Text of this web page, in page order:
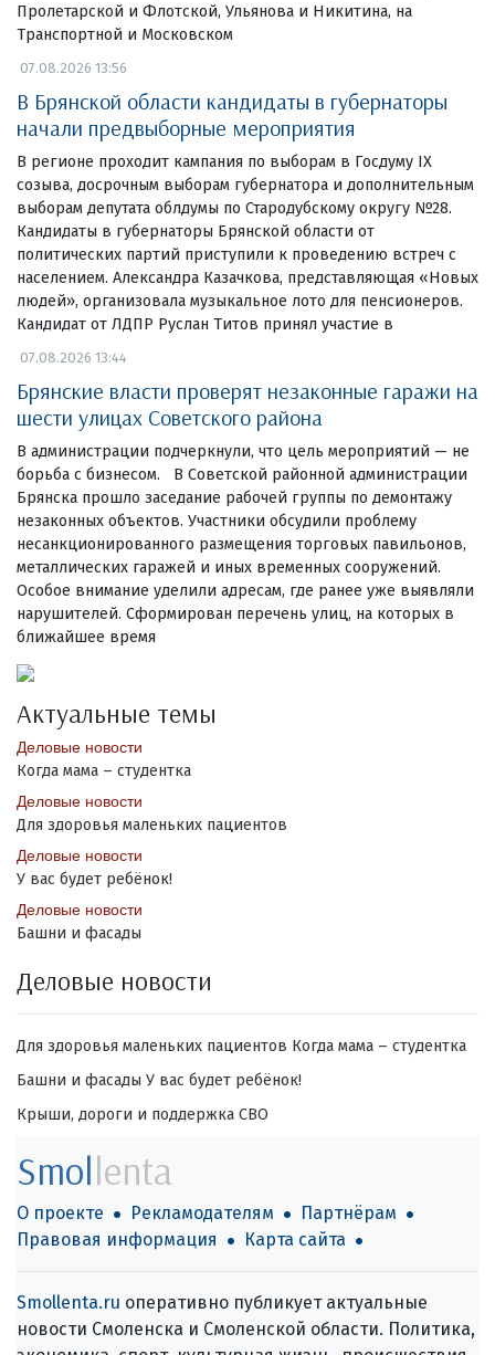
Пролетарской и Флотской, Ульянова и Никитина, на
Транспортной и Московском
07.08.2026 13:56
В Брянской области кандидаты в губернаторы
начали предвыборные мероприятия
В регионе проходит кампания по выборам в Госдуму IX
созыва, досрочным выборам губернатора и дополнительным
выборам депутата облдумы по Стародубскому округу №28.
Кандидаты в губернаторы Брянской области от
политических партий приступили к проведению встреч с
населением. Александра Казачкова, представляющая «Новых
людей», организовала музыкальное лото для пенсионеров.
Кандидат от ЛДПР Руслан Титов принял участие в
07.08.2026 13:44
Брянские власти проверят незаконные гаражи на
шести улицах Советского района
В администрации подчеркнули, что цель мероприятий — не
борьба с бизнесом. В Советской районной администрации
Брянска прошло заседание рабочей группы по демонтажу
незаконных объектов. Участники обсудили проблему
несанкционированного размещения торговых павильонов,
металлических гаражей и иных временных сооружений.
Особое внимание уделили адресам, где ранее уже выявляли
нарушителей. Сформирован перечень улиц, на которых в
ближайшее время
Актуальные темы
Деловые новости
Когда мама – студентка
Деловые новости
Для здоровья маленьких пациентов
Деловые новости
У вас будет ребёнок!
Деловые новости
Башни и фасады
Деловые новости
Для здоровья маленьких пациентов Когда мама – студентка
Башни и фасады У вас будет ребёнок!
Крыши, дороги и поддержка СВО
Smollenta
О проекте Рекламодателям
Партнёрам
Правовая информация
Карта сайта
Smollenta.ru оперативно публикует актуальные
новости Смоленска и Смоленской области. Политика,